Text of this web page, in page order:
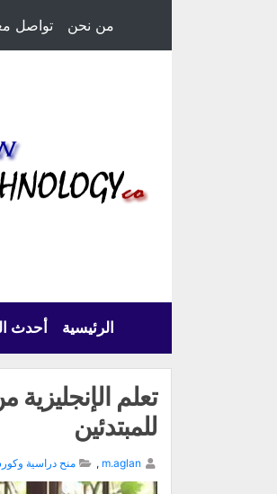
من نحن تواصل
الرئيسية أحدث
تعلم
للمبتدئين
m.aglan
, منح دراسية